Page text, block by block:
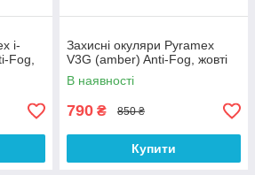
i-
Fog,
Захисні окуляри Pyramex
V3G (amber) Anti-Fog, жовті
В наявності
790 ₴ 850 ₴
Купити